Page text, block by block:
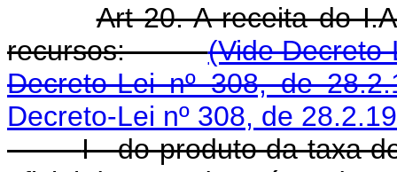
Art 20. A receita do
recursos:(Vide
Decreto-Lei nº 308, de
Decreto-Lei nº 308, de
I - do produto da taxa